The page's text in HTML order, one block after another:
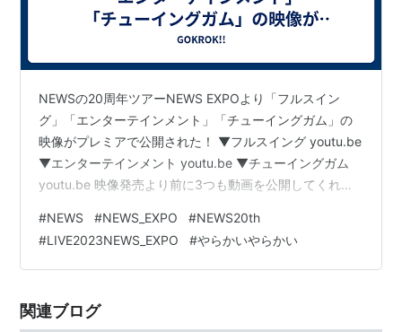
NEWSの20周年ツアーNEWS EXPOより「フルスイン
グ」「エンターテインメント」「チューイングガム」の
映像がプレミアで公開された！ ▼フルスイング youtu.be
▼エンターテインメント youtu.be ▼チューイングガム
youtu.be 映像発売より前に3つも動画を公開してくれ
ございます！ 観よ！この熱くて、かっこよくて、ベリー
ベリーキュートなNEWSを！何回観ても「エンターテイ
ンメント」の帝王歩き小山さんはいいな！ 私はEXPOの
たので、「チューイングガム」…
#NEWS #NEWS_EXPO #NEWS20th
#LIVE2023NEWS_EXPO #やらかいやらかい
関連ブログ